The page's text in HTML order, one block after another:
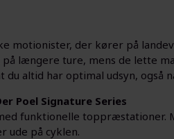
motionister, der kører på
længere ture, mens de lette
altid har optimal udsyn, også
Poel Signature Series
funktionelle toppræstationer.
ude på cyklen.